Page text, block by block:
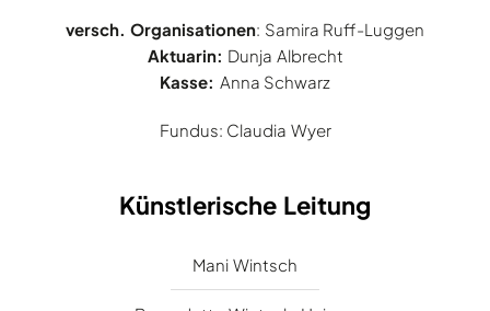
versch. Organisationen: Samira Ruff-Luggen
Aktuarin: Dunja Albrecht
Kasse: Anna Schwarz
Fundus: Claudia Wyer
Künstlerische Leitung
Mani Wintsch